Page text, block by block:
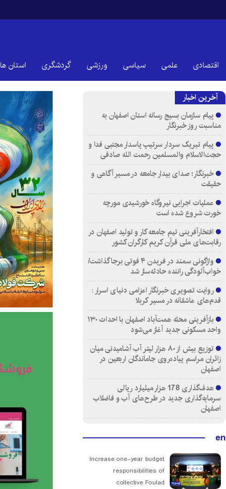
اقتصادی علمی سیاسی ورزشی گردشگری استان ها
آخرین اخبار
پیام سازمان بسیج رسانه استان اصفهان به
مناسبت روز خبرنگار
پیام تبریک سردار سرتیپ پاسدار مجتبی فدا و
حجت‌الاسلام والمسلمین رحمت الله صادقی
خبرنگار؛ صدای بیدار جامعه در مسیر آگاهی و
حقیقت
عملیات اجرایی نیروگاه خورشیدی مورچه
خورت شروع شده است
افتخارآفرینی تیم جامعه کار و تولید اصفهان در
رقابت‌های ملی قرآن کریم کارگران کشور
واژگونی سمند در فریدن ۴ فوتی برجا گذاشت/
خواب‌آلودگی راننده حادثه‌ساز شد
روایت تصویری خبرنگار اعزامی دنیای اسرار :
قدم‌های عاشقانه در مسیر کربلا
بازآفرینی محله همت‌آباد اصفهان با احداث ۱۳۰
واحد مسکونی جدید آغاز می‌شود
توزیع بیش از ۸۰ هزار لیتر آب آشامیدنی میان
زائران مراسم پیاده‌روی جاماندگان اربعین در
اصفهان
هدف‌گذاری 178 هزار میلیارد ریالی
سرمایه‌گذاری جدید در طرح‌های آب و فاضلاب
اصفهان
en
Increase one-year budget
responsibilities of
collective Foulad